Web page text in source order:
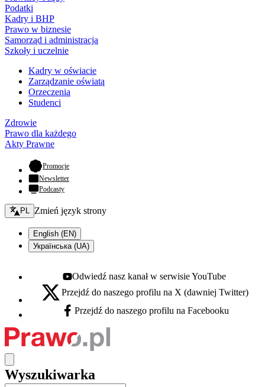
Podatki
Kadry i BHP
Prawo w biznesie
Samorząd i administracja
Szkoły i uczelnie
Kadry w oświacie
Zarządzanie oświatą
Orzeczenia
Studenci
Zdrowie
Prawo dla każdego
Akty Prawne
Promocje- otwiera się w nowej karcie
Newsletter
Podcasty
Zmień język - bieżący:
PL Zmień język strony
English (EN)
Українська (UA)
Youtube - otwiera się w nowej karcie
Odwiedź nasz kanał w serwisie YouTube
X - otwiera się w nowej karcie
Przejdź do naszego profilu na X (dawniej Twitter)
Facebook - otwiera się w nowej karcie
Przejdź do naszego profilu na Facebooku
Wyszukiwarka